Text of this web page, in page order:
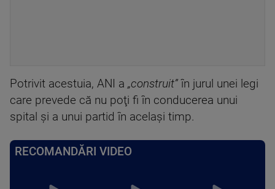
Potrivit acestuia, ANI a „construit”în jurul unei legi
care prevede că nu poţi fi în conducerea unui
spital şi a unui partid în acelaşi timp.
RECOMANDĂRI VIDEO